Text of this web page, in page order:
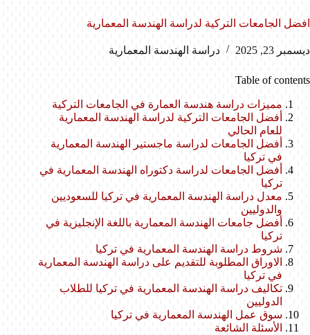
افضل الجامعات التركية لدراسة الهندسة المعمارية
ديسمبر 23, 2025 دراسة الهندسة المعمارية
Table of contents
مميزات دراسة هندسة العمارة في الجامعات التركية
أفضل الجامعات التركية لدراسة الهندسة المعمارية
للعام الحالي
أفضل الجامعات لدراسة ماجستير الهندسة المعمارية
في تركيا
أفضل الجامعات لدراسة دكتوراه الهندسة المعمارية في
تركيا
معدل دراسة الهندسة المعمارية في تركيا للسعوديين
والدوليين
أفضل جامعات الهندسة المعمارية باللغة الإنجليزية في
تركيا
شروط دراسة الهندسة المعمارية في تركيا
الاوراق المطلوبة للتقديم على دراسة الهندسة المعمارية
في تركيا
تكاليف دراسة الهندسة المعمارية في تركيا للطلاب
الدوليين
سوق عمل الهندسة المعمارية في تركيا
الأسئلة الشائعة